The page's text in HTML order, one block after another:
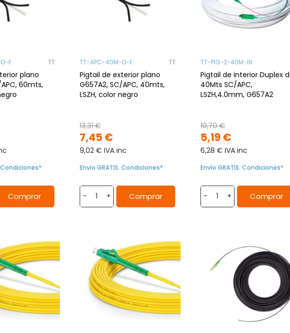
F TT
plano
60mts,
Condiciones*
Comprar
TT-APC-40M-O-F TT
Pigtail de exterior plano
G657A2, SC/APC, 40mts,
LSZH, color negro
7,45 €
13,31 €
9,02 € IVA inc
Envío GRATIS. Condiciones*
- + Comprar
TT-PIG-2-40M-IN
Pigtail de interior Duplex
40Mts SC/APC,
LSZH,4.0mm, G657A2
5,19 €
10,70 €
6,28 € IVA inc
Envío GRATIS. Condiciones*
- + Comprar